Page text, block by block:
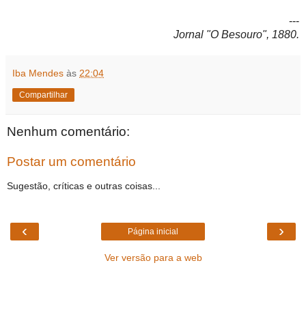
---
Jornal "O Besouro", 1880.
Iba Mendes às 22:04
Compartilhar
Nenhum comentário:
Postar um comentário
Sugestão, críticas e outras coisas...
‹ ›
Página inicial
Ver versão para a web